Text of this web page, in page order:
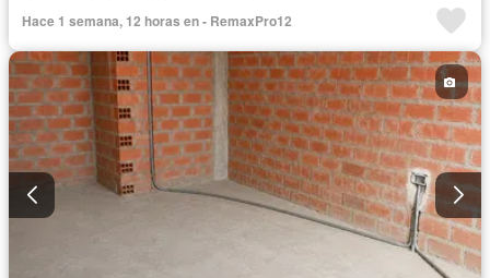
Hace 1 semana, 12 horas en - RemaxPro12